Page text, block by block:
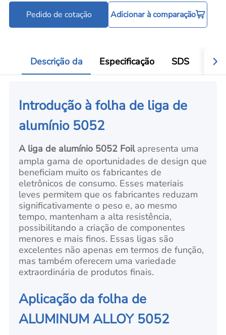
Pedido de cotação Adicionar à comparação
Descrição da Especificação SDS
Introdução à folha de liga de
alumínio 5052
A liga de alumínio 5052 Foil apresenta uma
ampla gama de oportunidades de design que
beneficiam muito os fabricantes de
eletrônicos de consumo. Esses materiais
leves permitem que os fabricantes reduzam
significativamente o peso e, ao mesmo
tempo, mantenham a alta resistência,
possibilitando a criação de componentes
menores e mais finos. Essas ligas são
excelentes não apenas em termos de função,
mas também oferecem uma variedade
extraordinária de produtos finais.
Aplicação da folha de
ALUMINUM ALLOY 5052